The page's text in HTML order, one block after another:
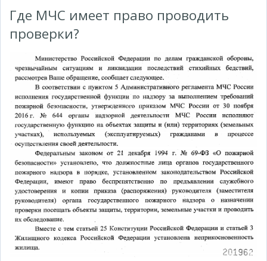
Где МЧС имеет право проводить
проверки?